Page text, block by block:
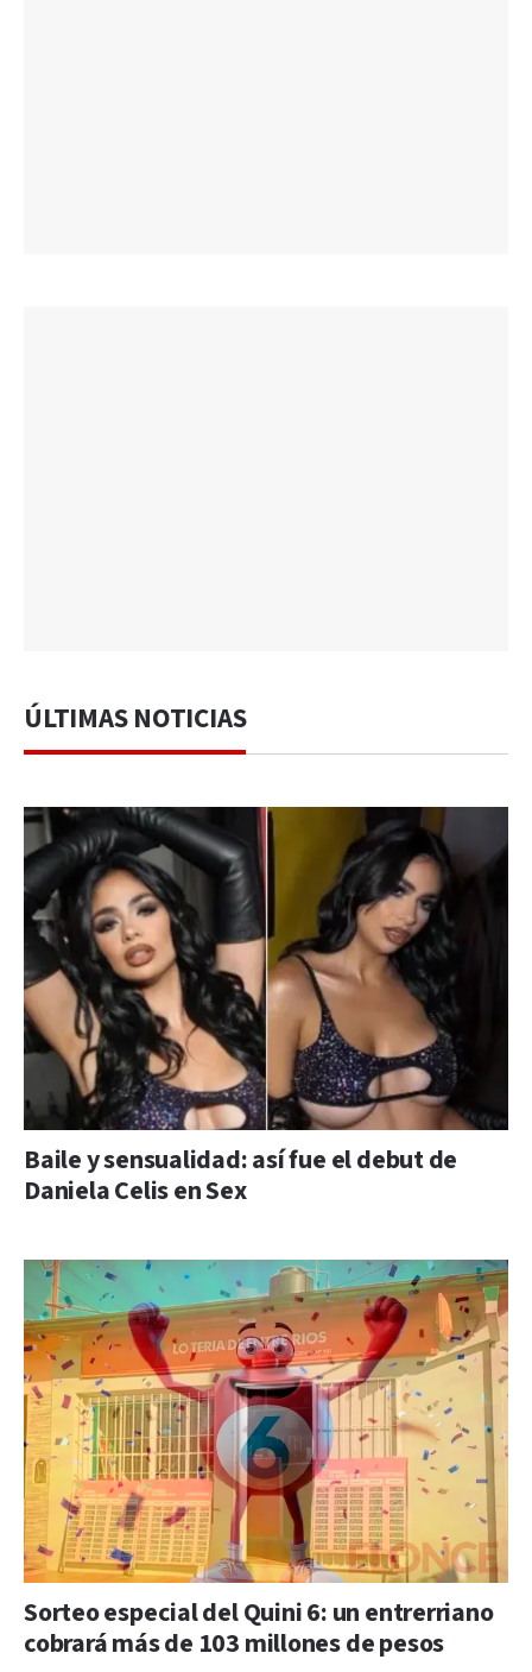
ÚLTIMAS NOTICIAS
Baile y sensualidad: así fue el debut de
Daniela Celis en Sex
Sorteo especial del Quini 6: un entrerriano
cobrará más de 103 millones de pesos